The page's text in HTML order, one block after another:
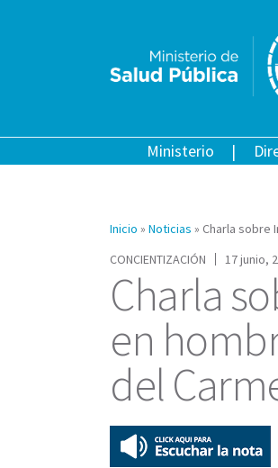
Ministerio
Inicio » Noticias » Charla sobre
CONCIENTIZACIÓN
17 junio,
Charla
en
del